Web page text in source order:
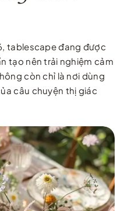
tablescape đang được
tạo nên trải nghiệm cảm
còn chỉ là nơi dùng
câu chuyện thị giác